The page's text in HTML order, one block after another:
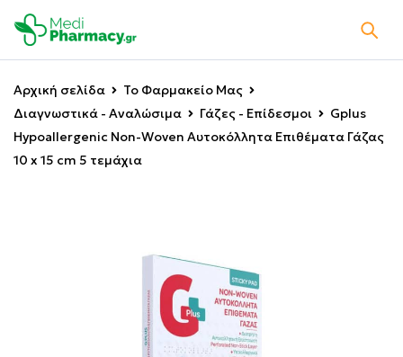
Αρχική σελίδα
Το Φαρμακείο Μας
Διαγνωστικά - Αναλώσιμα
Γάζες - Επίδεσμοι
Gplus
Hypoallergenic Non-Woven Αυτοκόλλητα Επιθέματα Γάζας
10 x 15 cm 5 τεμάχια